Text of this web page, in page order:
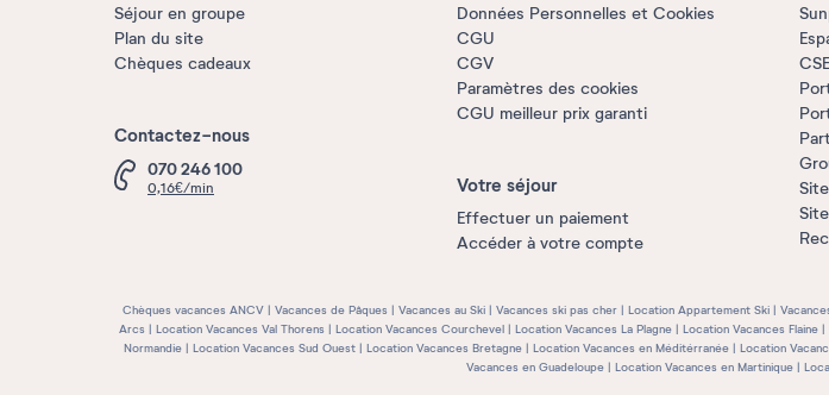
Séjour en groupe
Plan du site
Chèques cadeaux
Contactez-nous
070 246 100
0,16€/min
Données Personnelles et Cookies
CGU
CGV
Paramètres des cookies
CGU meilleur prix garanti
Votre séjour
Effectuer un paiement
Accéder à votre compte
Chèques vacances ANCV Vacances de Pâques Vacances au Ski Vacances ski pas cher Location Appartement Ski
Arcs
Location Vacances Val Thorens Location Vacances Courchevel Location Vacances La Plagne Location Vacances Flaine
Normandie
Location Vacances Sud Ouest Location Vacances Bretagne Location Vacances en Méditérranée Location
Vacances en Guadeloupe
Location Vacances en Martinique